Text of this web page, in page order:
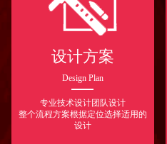
设计方案
Design Plan
专业技术设计团队设计
整个流程方案根据定位选择适用的
设计